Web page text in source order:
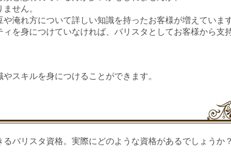
せん。
淹れ方について詳しい知識を持ったお客様が増えていま
を身につけていなければ、 バリスタとしてお客様から支
スキルを身につけることができます。
バリスタ資格。実際にどのような資格があるでしょうか